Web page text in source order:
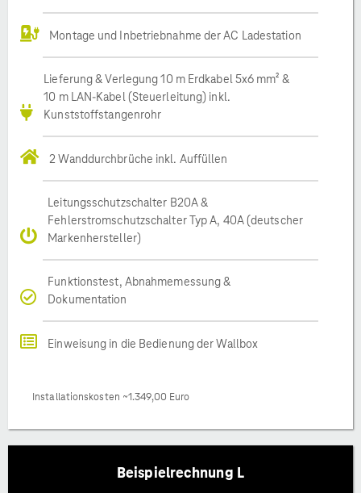
Montage und Inbetriebnahme der AC Ladestation
Lieferung & Verlegung 10 m Erdkabel 5x6 mm² &
10 m LAN-Kabel (Steuerleitung) inkl.
Kunststoffstangenrohr
2 Wanddurchbrüche inkl. Auffüllen
Leitungsschutzschalter B20A &
Fehlerstromschutzschalter Typ A, 40A (deutscher
Markenhersteller)
Funktionstest, Abnahmemessung &
Dokumentation
Einweisung in die Bedienung der Wallbox
Installationskosten ~1.349,00 Euro
Beispielrechnung L